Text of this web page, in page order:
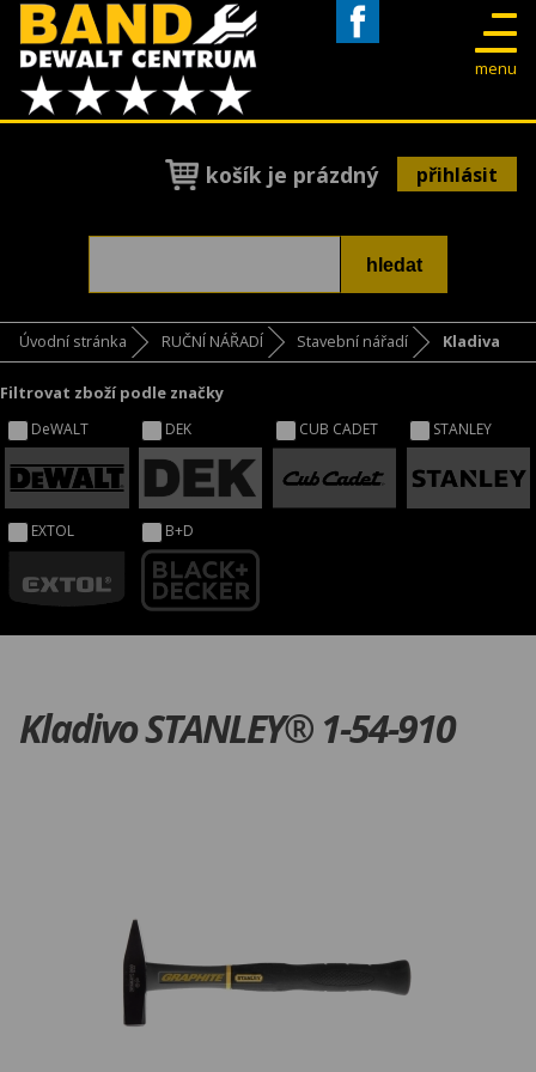
menu
košík je prázdný přihlásit
Úvodní stránka RUČNÍ NÁŘADÍ Stavební nářadí Kladiva
Filtrovat zboží podle značky
DeWALT DEK CUB CADET STANLEY
EXTOL B+D
Kladivo STANLEY® 1-54-910